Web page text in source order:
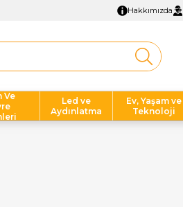
Hakkımızda
Ve
Led ve
Aydınlatma
Ev, Yaşam ve
Teknoloji